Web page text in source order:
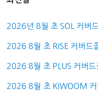
2026년 8월 초 SOL 커버
2026 8월 초 RISE 커버드
2026 8월 초 PLUS 커버드
2026 8월 초 KIWOOM 커